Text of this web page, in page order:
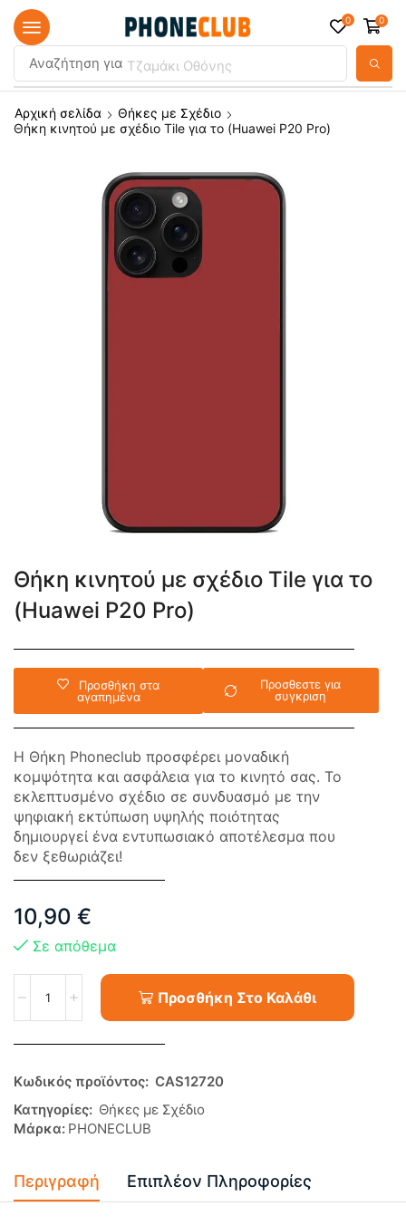
Αναζήτηση για Τζαμάκι Οθόνης
0 0
Αρχική σελίδα
Θήκες με Σχέδιο
Θήκη κινητού με σχέδιο Tile για το (Huawei P20 Pro)
Θήκη κινητού με σχέδιο Tile για το
(Huawei P20 Pro)
Προσθήκη στα
αγαπημένα
Προσθεστε για
συγκριση
Η Θήκη Phoneclub προσφέρει μοναδική
κομψότητα και ασφάλεια για το κινητό σας. Το
εκλεπτυσμένο σχέδιο σε συνδυασμό με την
ψηφιακή εκτύπωση υψηλής ποιότητας
δημιουργεί ένα εντυπωσιακό αποτέλεσμα που
δεν ξεθωριάζει!
10,90 €
Σε απόθεμα
Προσθήκη Στο Καλάθι
Κωδικός προϊόντος: CAS12720
Κατηγορίες: Θήκες με Σχέδιο
Μάρκα: PHONECLUB
Περιγραφή Επιπλέον Πληροφορίες